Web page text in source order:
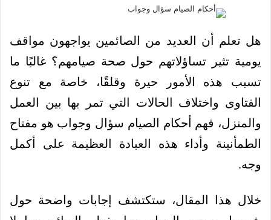
هل تعلم أن العديد من الصائمين يواجهون مواقف
يومية تثير تساؤلاتهم حول صحة صيامهم؟ غالبًا ما
تسبب هذه الأمور حيرة وقلقًا، خاصة مع تنوع
الفتاوى واختلاف الحالات التي تمر بها بين العمل
والمنزل، فهم أحكام الصيام سؤال وجواب هو مفتاح
الطمأنينة وأداء هذه العبادة العظيمة على أكمل
وجه.
خلال هذا المقال، ستكتشف إجابات واضحة حول